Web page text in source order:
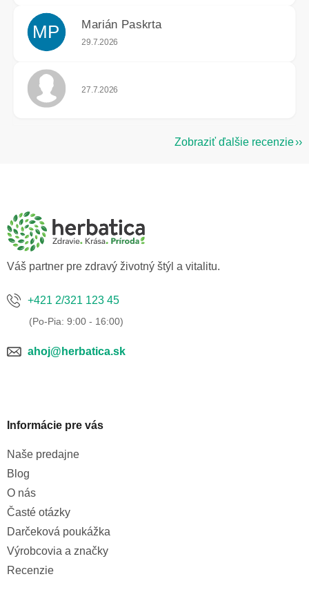
MP Marián Paskrta
Hodnotenie obchodu je 5 z 5 hviezdičiek.
29.7.2026
Hodnotenie obchodu je 5 z 5 hviezdičiek.
27.7.2026
Zobraziť ďalšie recenzie
Váš partner pre zdravý životný štýl a vitalitu.
+421 2/321 123 45
ahoj@herbatica.sk
Informácie pre vás
Naše predajne
Blog
O nás
Časté otázky
Darčeková poukážka
Výrobcovia a značky
Recenzie